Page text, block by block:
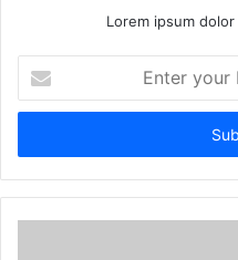
Lorem ipsum
your
Email